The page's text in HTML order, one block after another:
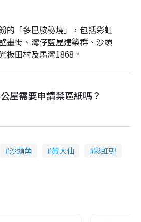
的「多巴胺秘境」，包括彩虹
畫街、灣仔藍屋建築群、沙頭
板田村及馬灣1868。
屋需要申請禁區紙嗎？
沙頭角 黃大仙
彩虹邨